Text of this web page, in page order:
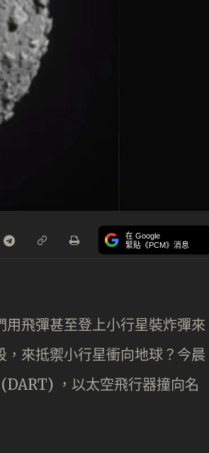
在 Google
緊貼《PCM》消息
飛彈甚至登上小行星裝炸彈來
來抵禦小行星衝向地球？今晨
，以太空飛行器撞向名